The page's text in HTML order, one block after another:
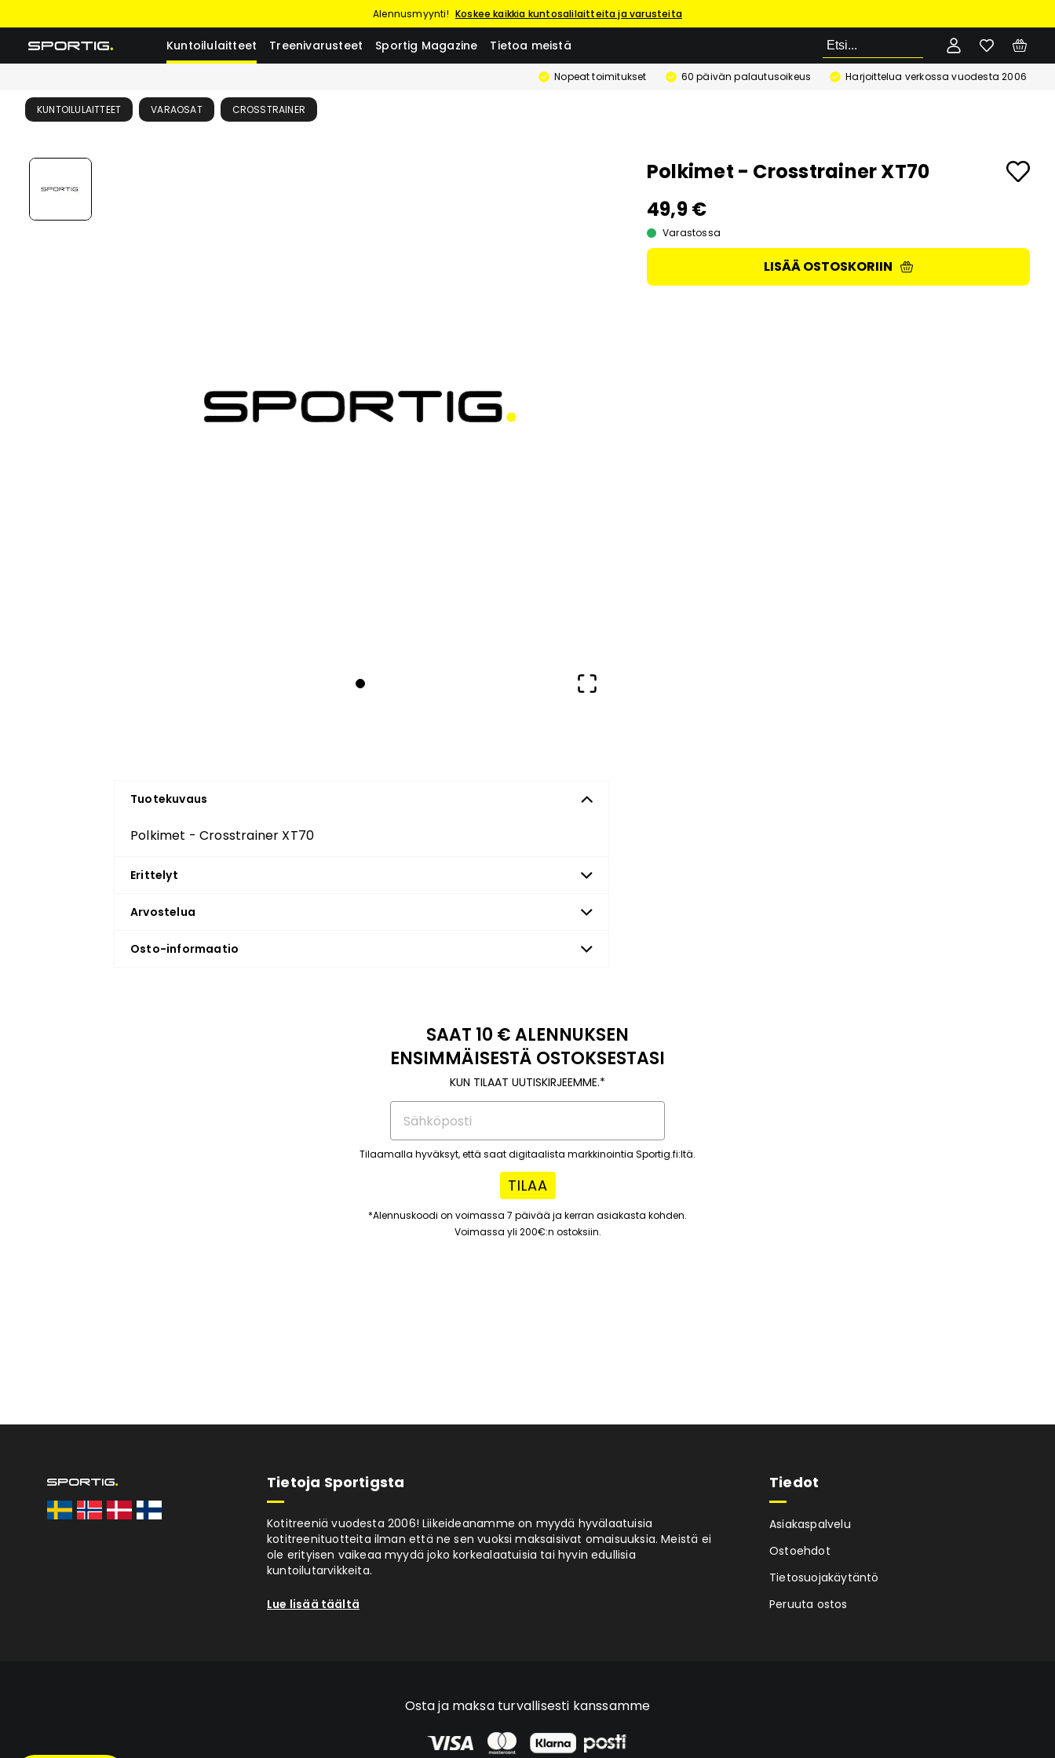
Alennusmyynti! Koskee kaikkia kuntosalilaitteita ja varusteita
Kuntoilulaitteet Treenivarusteet Sportig Magazine Tietoa meistä Etsi
Nopeat toimitukset 60 päivän palautusoikeus Harjoittelua verkossa vuodesta 2006
KUNTOILULAITTEET VARAOSAT CROSSTRAINER
Polkimet - Crosstrainer XT70
49,9 €
Varastossa
LISÄÄ OSTOSKORIIN
Tuotekuvaus
Polkimet - Crosstrainer XT70
Erittelyt
Arvostelua
Osto-informaatio
SAAT 10 € ALENNUKSEN
ENSIMMÄISESTÄ OSTOKSESTASI
KUN TILAAT UUTISKIRJEEMME.*
Tilaamalla hyväksyt, että saat digitaalista markkinointia Sportig.fi:ltä.
TILAA
*Alennuskoodi on voimassa 7 päivää ja kerran asiakasta kohden.
Voimassa yli 200€:n ostoksiin.
Tietoja Sportigsta
Kotitreeniä vuodesta 2006! Liikeideanamme on myydä hyvälaatuisia
kotitreenituotteita ilman että ne sen vuoksi maksaisivat omaisuuksia. Meistä ei
ole erityisen vaikeaa myydä joko korkealaatuisia tai hyvin edullisia
kuntoilutarvikkeita.
Lue lisää täältä
Tiedot
Asiakaspalvelu
Ostoehdot
Tietosuojakäytäntö
Peruuta ostos
Osta ja maksa turvallisesti kanssamme